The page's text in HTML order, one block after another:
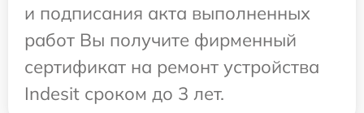
и подписания акта выполненных
работ Вы получите фирменный
сертификат на ремонт устройства
Indesit сроком до 3 лет.